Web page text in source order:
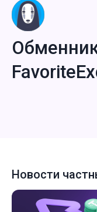
Новости